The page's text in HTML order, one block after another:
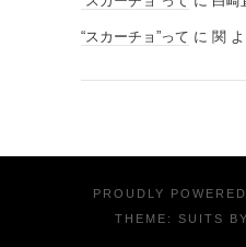
“スカーチョ”って に 関
PROUDLY
THEME: SUITS